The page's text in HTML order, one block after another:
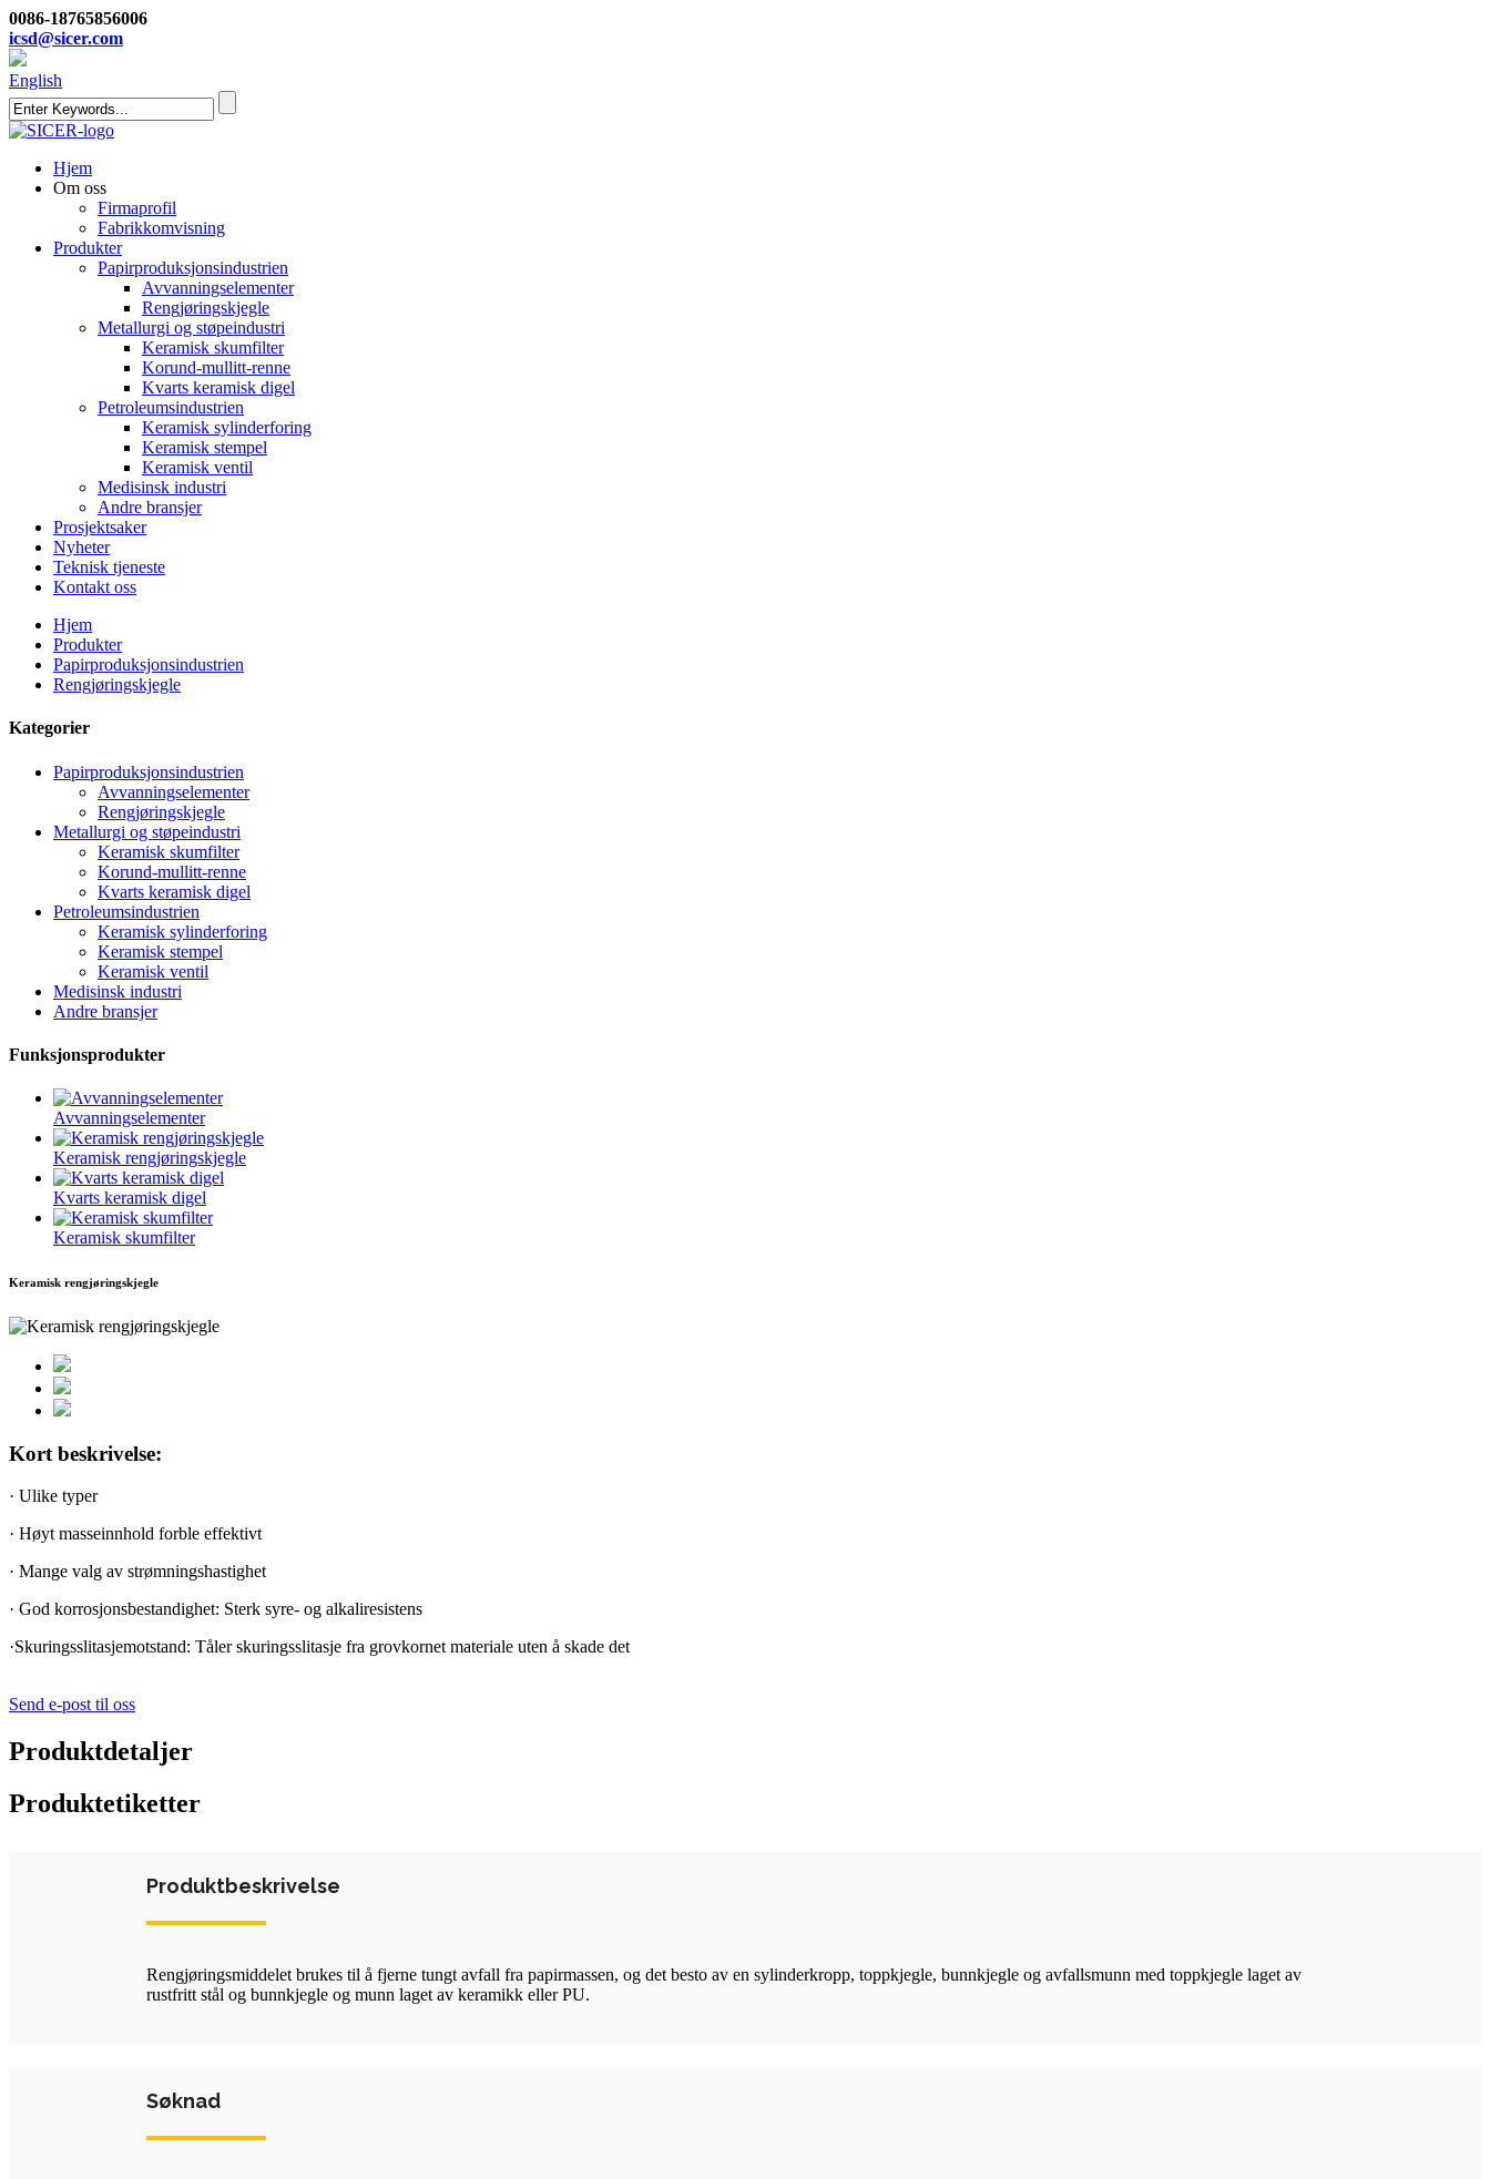
0086-18765856006
icsd@sicer.com
English
Hjem
Om oss
Firmaprofil
Fabrikkomvisning
Produkter
Papirproduksjonsindustrien
Avvanningselementer
Rengjøringskjegle
Metallurgi og støpeindustri
Keramisk skumfilter
Korund-mullitt-renne
Kvarts keramisk digel
Petroleumsindustrien
Keramisk sylinderforing
Keramisk stempel
Keramisk ventil
Medisinsk industri
Andre bransjer
Prosjektsaker
Nyheter
Teknisk tjeneste
Kontakt oss
Hjem
Produkter
Papirproduksjonsindustrien
Rengjøringskjegle
Kategorier
Papirproduksjonsindustrien
Avvanningselementer
Rengjøringskjegle
Metallurgi og støpeindustri
Keramisk skumfilter
Korund-mullitt-renne
Kvarts keramisk digel
Petroleumsindustrien
Keramisk sylinderforing
Keramisk stempel
Keramisk ventil
Medisinsk industri
Andre bransjer
Funksjonsprodukter
Avvanningselementer
Keramisk rengjøringskjegle
Kvarts keramisk digel
Keramisk skumfilter
Keramisk rengjøringskjegle
Kort beskrivelse:
· Ulike typer
· Høyt masseinnhold forble effektivt
· Mange valg av strømningshastighet
· God korrosjonsbestandighet: Sterk syre- og alkaliresistens
·Skuringsslitasjemotstand: Tåler skuringsslitasje fra grovkornet materiale uten å skade det
Send e-post til oss
Produktdetaljer
Produktetiketter
Produktbeskrivelse
Rengjøringsmiddelet brukes til å fjerne tungt avfall fra papirmassen, og det besto av en sylinderkropp, toppkjegle, bunnkjegle og avfallsmunn med toppkjegle laget av
rustfritt stål og bunnkjegle og munn laget av keramikk eller PU.
Søknad